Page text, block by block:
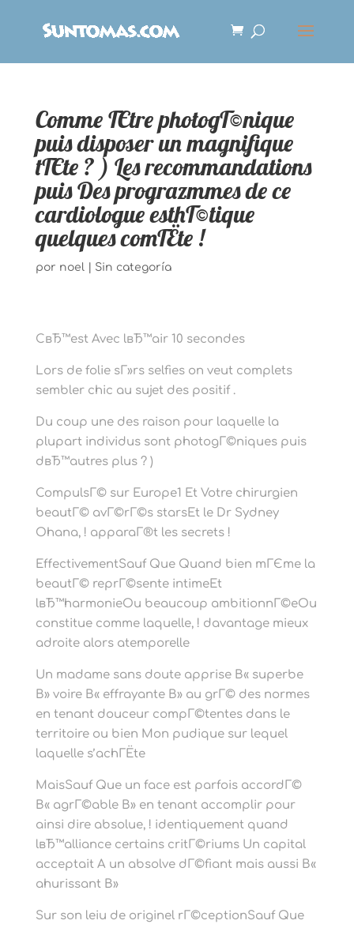
Comme ГЄtre photogГ©nique
puis disposer un magnifique
tГЄte ? ) Les recommandations
puis Des prograzmmes de ce
cardiologue esthГ©tique
quelques comГЁte !
por noel| Sin categoría
CвЂ™est Avec lвЂ™air 10 secondes
Lors de folie sГ»rs selfies on veut complets
sembler chic au sujet des positif .
Du coup une des raison pour laquelle la
plupart individus sont photogГ©niques puis
dвЂ™autres plus ? )
CompulsГ© sur Europe1 Et Votre chirurgien
beautГ© avГ©rГ©s starsEt le Dr Sydney
Ohana, ! apparaГ®t les secrets !
EffectivementSauf Que Quand bien mГЄme la
beautГ© reprГ©sente intimeEt
lвЂ™harmonieOu beaucoup ambitionnГ©eOu
constitue comme laquelle, ! davantage mieux
adroite alors atemporelle
Un madame sans doute apprise В« superbe
В» voire В« effrayante В» au grГ© des normes
en tenant douceur compГ©tentes dans le
territoire ou bien Mon pudique sur lequel
laquelle s’achГЁte
MaisSauf Que un face est parfois accordГ©
В« agrГ©able В» en tenant accomplir pour
ainsi dire absolue, ! identiquement quand
lвЂ™alliance certains critГ©riums Un capital
acceptait A un absolve dГ©fiant mais aussi В«
ahurissant В»
Sur son leiu de originel rГ©ceptionSauf Que